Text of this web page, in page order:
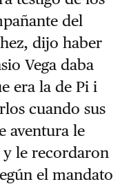
del
dijo haber
Vega daba
era la de Pi i
cuando sus
aventura le
le recordaron
el mandato